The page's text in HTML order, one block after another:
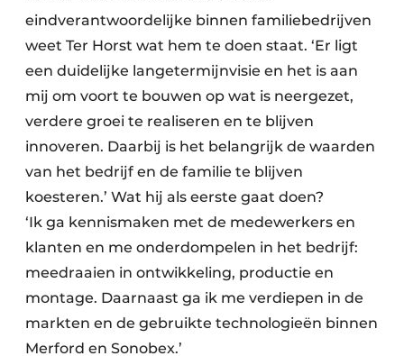
eindverantwoordelijke binnen familiebedrijven
weet Ter Horst wat hem te doen staat. ‘Er ligt
een duidelijke langetermijnvisie en het is aan
mij om voort te bouwen op wat is neergezet,
verdere groei te realiseren en te blijven
innoveren. Daarbij is het belangrijk de waarden
van het bedrijf en de familie te blijven
koesteren.’ Wat hij als eerste gaat doen?
‘Ik ga kennismaken met de medewerkers en
klanten en me onderdompelen in het bedrijf:
meedraaien in ontwikkeling, productie en
montage. Daarnaast ga ik me verdiepen in de
markten en de gebruikte technologieën binnen
Merford en Sonobex.’